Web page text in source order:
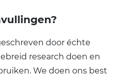
door échte
research doen en
We doen ons best